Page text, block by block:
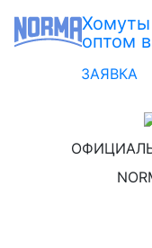
Хомуты
оптом
ЗАЯВКА